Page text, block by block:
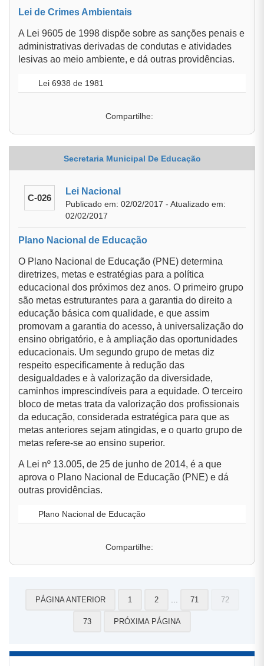
Lei de Crimes Ambientais
A Lei 9605 de 1998 dispõe sobre as sanções penais e
administrativas derivadas de condutas e atividades
lesivas ao meio ambiente, e dá outras providências.
Lei 6938 de 1981
Compartilhe:
Secretaria Municipal De Educação
C-026
Lei Nacional
Publicado em: 02/02/2017 - Atualizado em:
02/02/2017
Plano Nacional de Educação
O Plano Nacional de Educação (PNE) determina
diretrizes, metas e estratégias para a política
educacional dos próximos dez anos. O primeiro grupo
são metas estruturantes para a garantia do direito a
educação básica com qualidade, e que assim
promovam a garantia do acesso, à universalização do
ensino obrigatório, e à ampliação das oportunidades
educacionais. Um segundo grupo de metas diz
respeito especificamente à redução das
desigualdades e à valorização da diversidade,
caminhos imprescindíveis para a equidade. O terceiro
bloco de metas trata da valorização dos profissionais
da educação, considerada estratégica para que as
metas anteriores sejam atingidas, e o quarto grupo de
metas refere-se ao ensino superior.
A Lei nº 13.005, de 25 de junho de 2014, é a que
aprova o Plano Nacional de Educação (PNE) e dá
outras providências.
Plano Nacional de Educação
Compartilhe:
PÁGINA ANTERIOR 1 2 71 72
73 PRÓXIMA PÁGINA